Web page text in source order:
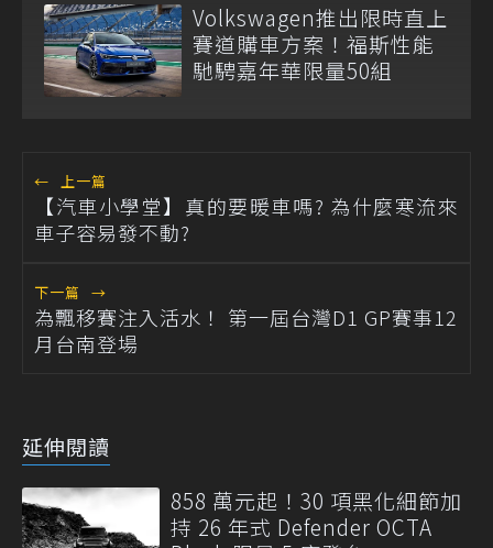
Volkswagen推出限時直上
賽道購車方案！福斯性能
馳騁嘉年華限量50組
← 上一篇
【汽車小學堂】真的要暖車嗎? 為什麼寒流來
車子容易發不動?
下一篇 →
為飄移賽注入活水！ 第一屆台灣D1 GP賽事12
月台南登場
延伸閱讀
858 萬元起！30 項黑化細節加
持 26 年式 Defender OCTA